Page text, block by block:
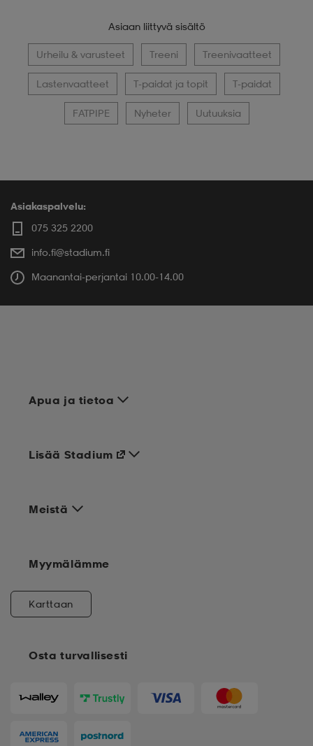
Asiaan liittyvä sisältö
Urheilu & varusteet Treeni Treenivaatteet
Lastenvaatteet T-paidat ja topit T-paidat
FATPIPE Nyheter Uutuuksia
Asiakaspalvelu:
075 325 2200
info.fi@stadium.fi
Maanantai-perjantai 10.00-14.00
Apua ja tietoa
Meistä
Osta turvallisesti
Lisää Stadium
Myymälämme
Karttaan